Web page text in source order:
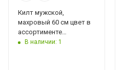
Килт мужской,
махровый 60 см цвет в
ассортименте
"Mr.Venikoff"
В наличии: 1